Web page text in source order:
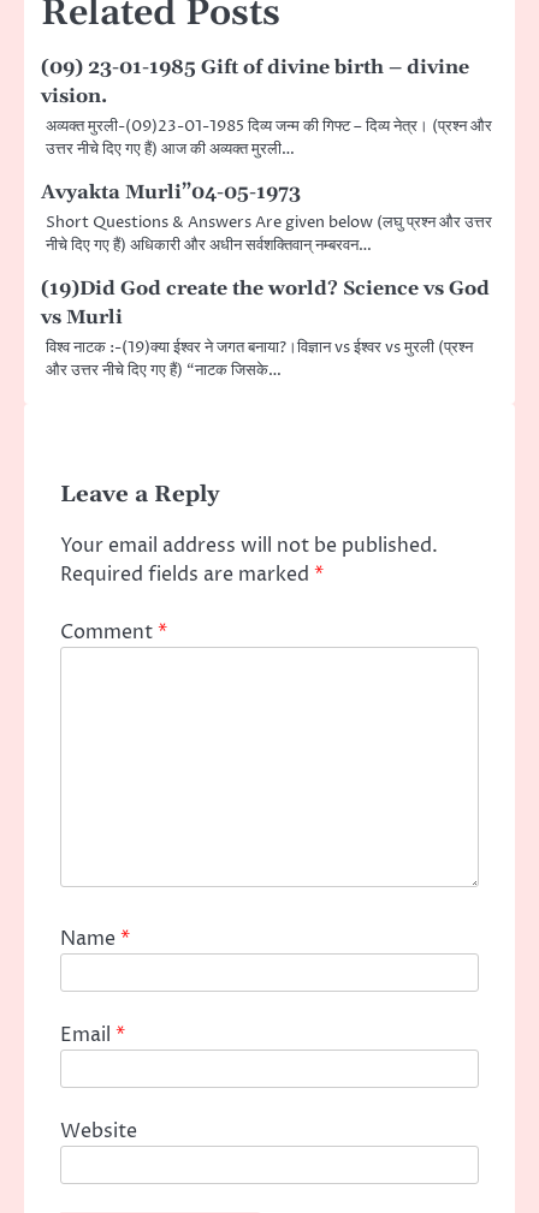
Related Posts
(09) 23-01-1985 Gift of divine birth – divine
vision.
अव्यक्त मुरली-(09)23-01-1985 दिव्य जन्म की गिफ्ट – दिव्य नेत्र। (प्रश्न और
उत्तर नीचे दिए गए हैं) आज की अव्यक्त मुरली…
Avyakta Murli”04-05-1973
Short Questions & Answers Are given below (लघु प्रश्न और उत्तर
नीचे दिए गए हैं) अधिकारी और अधीन सर्वशक्तिवान् नम्बरवन…
(19)Did God create the world? Science vs God
vs Murli
विश्व नाटक :-(19)क्या ईश्वर ने जगत बनाया?।विज्ञान vs ईश्वर vs मुरली (प्रश्न
और उत्तर नीचे दिए गए हैं) “नाटक जिसके…
Leave a Reply
Your email address will not be published.
Required fields are marked *
Comment*
Name*
Email *
Website